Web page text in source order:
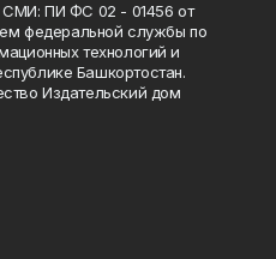
СМИ: ПИ ФС 02 - 01456 от
федеральной службы по
технологий и
Башкортостан.
Издательский дом